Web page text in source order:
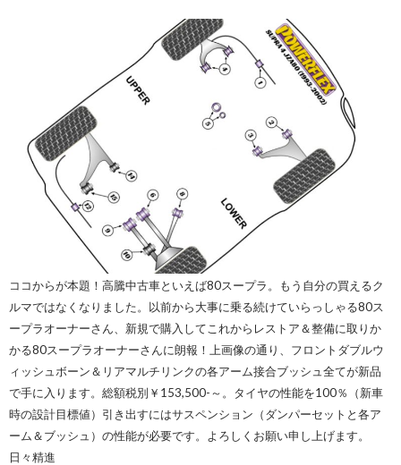
ココからが本題！高騰中古車といえば80スープラ。もう自分の買えるク
ルマではなくなりました。以前から大事に乗る続けていらっしゃる80ス
ープラオーナーさん、新規で購入してこれからレストア＆整備に取りか
かる80スープラオーナーさんに朗報！上画像の通り、フロントダブルウ
ィッシュボーン＆リアマルチリンクの各アーム接合ブッシュ全てが新品
で手に入ります。総額税別￥153,500-～。タイヤの性能を100％（新車
時の設計目標値）引き出すにはサスペンション（ダンパーセットと各ア
ーム＆ブッシュ）の性能が必要です。よろしくお願い申し上げます。
日々精進